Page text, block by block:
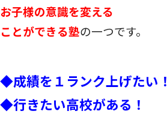
お子様の意識を変える
ことができる塾の一つです。
◆成績を１ランク上げたい！
◆行きたい高校がある！